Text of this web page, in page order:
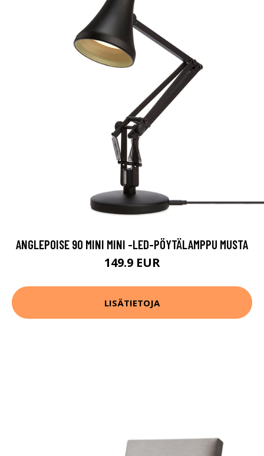
ANGLEPOISE 90 MINI MINI -LED-PÖYTÄLAMPPU MUSTA
149.9 EUR
LISÄTIETOJA